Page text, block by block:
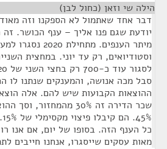
הילה שי וזאן (כחול לבן)
דבר אחד שאתמול לא הספקנו וזה
יודעת שגם פנו אליך – ענף הכושר.
וסטודיואים, רק עד יוני. במחצית
סבל מכה אנושה, והמענקים שנתנו לו
ההוצאות הקבועות שיש להם. אלה
שכר הדירה זה 30%
כל הענף הזה. בסופו של יום, אם אנו
מאות עסקים שייסגרו, אנחנו חייבים